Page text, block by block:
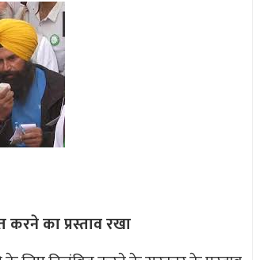
का प्रस्ताव रखा